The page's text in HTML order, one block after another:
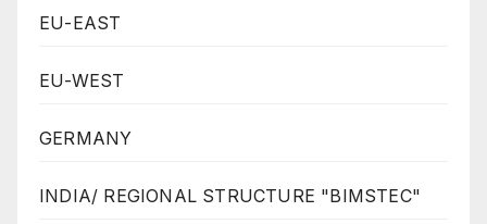
EU-EAST
EU-WEST
GERMANY
INDIA/ REGIONAL STRUCTURE "BIMSTEC"